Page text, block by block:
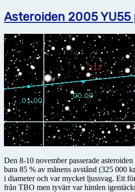
Asteroiden 2005 YU55
Den 8-10 november passerade
bara 85 % av månens avstånd (325 000
i diameter och var mycket ljussvag. Ett
från TBO men tyvärr var himlen